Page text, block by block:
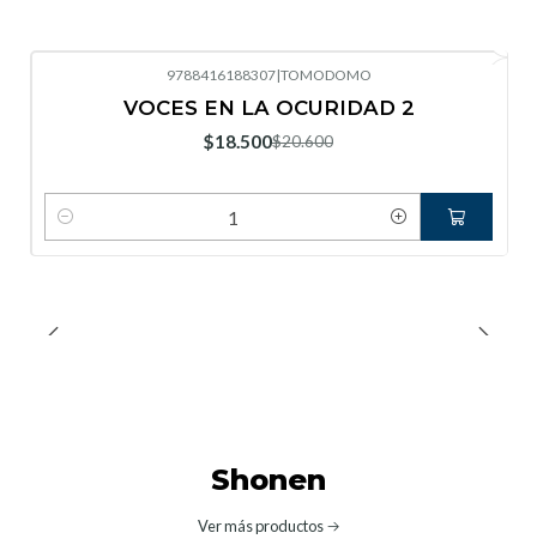
9788416188307|TOMODOMO
VOCES EN LA OCURIDAD 2
$18.500$20.600
Cantidad
Shonen
Ver más productos